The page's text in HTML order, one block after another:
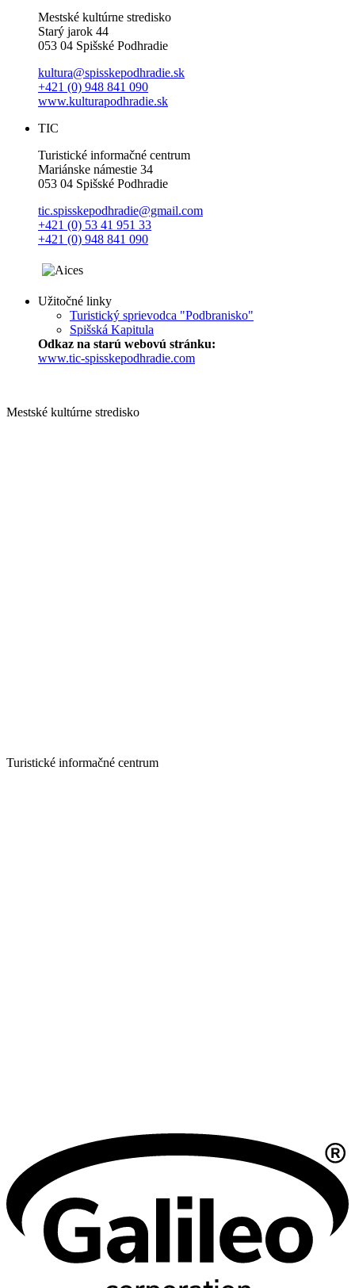
Mestské kultúrne stredisko
Starý jarok 44
053 04 Spišské Podhradie
kultura@spisskepodhradie.sk
+421 (0) 948 841 090
www.kulturapodhradie.sk
TIC
Turistické informačné centrum
Mariánske námestie 34
053 04 Spišské Podhradie
tic.spisskepodhradie@gmail.com
+421 (0) 53 41 951 33
+421 (0) 948 841 090
Užitočné linky
Turistický sprievodca "Podbranisko"
Spišská Kapitula
Odkaz na starú webovú stránku:
www.tic-spisskepodhradie.com
Mestské kultúrne stredisko
Turistické informačné centrum